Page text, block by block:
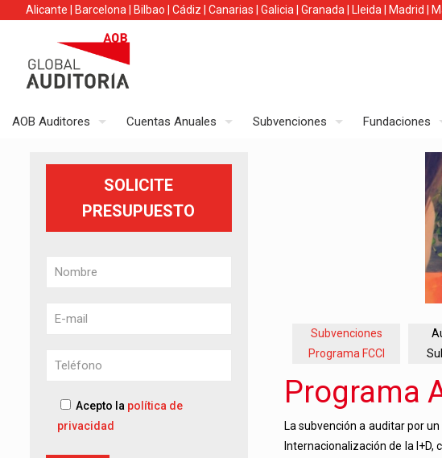
Alicante Barcelona Bilbao Cádiz Canarias Galicia Granada Lleida Madrid
AOB Auditores Cuentas Anuales Subvenciones Fundaciones
SOLICITE
PRESUPUESTO
Acepto la política de
privacidad
Subvenciones
Programa FCCI
Programa
La subvención a auditar por
Internacionalización de la I+D,